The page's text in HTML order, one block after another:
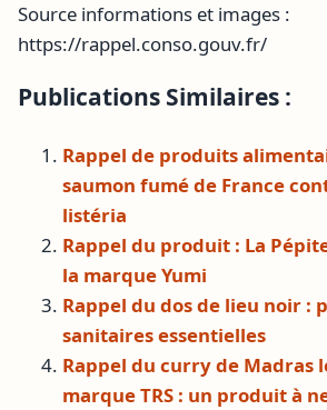
Source informations et images :
https://rappel.conso.gouv.fr/
Publications Similaires :
Rappel de produits
saumon fumé de France
listéria
Rappel du produit : La
la marque Yumi
Rappel du dos de lieu noir :
sanitaires essentielles
Rappel du curry de Madras
marque TRS : un produit à